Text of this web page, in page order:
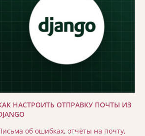
НАСТРОИТЬ ОТПРАВКУ ПОЧТЫ ИЗ
об ошибках, отчёты на почту,